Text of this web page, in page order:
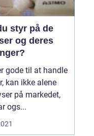
styr på de
og deres
gode til at handle
kan ikke alene
på markedet,
ogs...